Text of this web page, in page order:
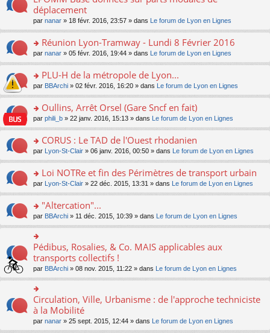
nt
ré
e
le
pl
u
s
ré
e
o
n
pl
u
s
ré
e
a
g
e
n
o
lu
le
pl
u
s
c
e
nt
er
le
m
e
s
a
e
n
o
lu
le
pl
u
s
e
nt
n
ult
er
le
m
e
s
a
g
e
n
lu
le
pl
u
ré
c
e
nt
déplacement
par nanar » 18 févr. 2016, 23:57 » dans Le forum de Lyon en Lignes
o
n
ult
er
le
m
e
a
g
e
n
n
le
pl
u
s
ré
c
e
nt
Réunion Lyon-Tramway - Lundi 8 Février 2016
par nanar » 05 févr. 2016, 19:44 » dans Le forum de Lyon en Lignes
o
n
ult
er
le
m
e
a
g
e
n
n
le
pl
u
s
c
nt
PLU-H de la métropole de Lyon...
par BBArchi » 02 févr. 2016, 16:20 » dans Le forum de Lyon en Lignes
o
n
ult
er
le
m
e
a
g
e
n
o
n
lu
le
pl
u
s
ré
e
Oullins, Arrêt Orsel (Gare Sncf en fait)
par phili_b » 22 janv. 2016, 15:13 » dans Le forum de Lyon en Lignes
o
n
ult
er
le
m
e
s
g
e
n
o
n
lu
le
pl
u
CORUS : Le TAD de l'Ouest rhodanien
par Lyon-St-Clair » 06 janv. 2016, 00:50 » dans Le forum de Lyon en Lignes
o
n
ult
er
le
m
e
s
a
e
n
o
n
Loi NOTRe et fin des Périmètres de transport urbain
par Lyon-St-Clair » 22 déc. 2015, 13:31 » dans Le forum de Lyon en Lignes
o
n
s
ult
er
le
m
e
s
s
a
g
e
"Altercation"...
par BBArchi » 11 déc. 2015, 10:39 » dans Le forum de Lyon en Lignes
o
n
ult
er
le
m
e
s
Pédibus, Rosalies, & Co. MAIS applicables aux
transports collectifs !
par BBArchi » 08 nov. 2015, 11:22 » dans Le forum de Lyon en Lignes
o
n
ult
Circulation, Ville, Urbanisme : de l'approche techniciste
à la Mobilité
par nanar » 25 sept. 2015, 12:44 » dans Le forum de Lyon en Lignes